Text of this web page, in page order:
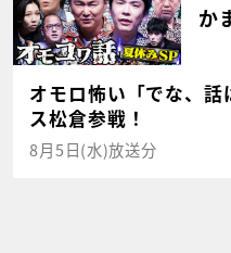
か
オモロ怖い「でな、
ス松倉参戦！
8月5日(水)放送分